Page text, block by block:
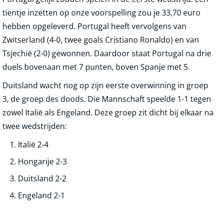
tientje inzetten op onze voorspelling zou je 33,70 euro
hebben opgeleverd. Portugal heeft vervolgens van
Zwitserland (4-0, twee goals Cristiano Ronaldo) en van
Tsjechië (2-0) gewonnen. Daardoor staat Portugal na drie
duels bovenaan met 7 punten, boven Spanje met 5.
Duitsland wacht nog op zijn eerste overwinning in groep
3, de groep des doods. Die Mannschaft speelde 1-1 tegen
zowel Italië als Engeland. Deze groep zit dicht bij elkaar na
twee wedstrijden:
Italië 2-4
Hongarije 2-3
Duitsland 2-2
Engeland 2-1